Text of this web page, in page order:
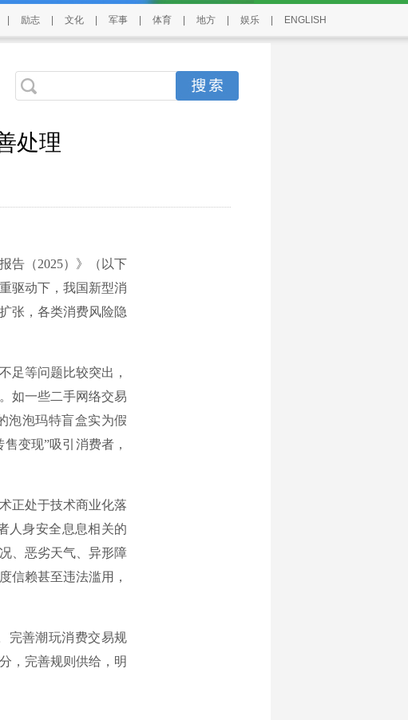
励志 文化 军事 体育 地方 娱乐 ENGLISH
处理
告（2025）》（以下
驱动下，我国新型消
张，各类消费风险隐
等问题比较突出，
如一些二手网络交易
泡泡玛特盲盒实为假
变现”吸引消费者，
正处于技术商业化落
人身安全息息相关的
、恶劣天气、异形障
信赖甚至违法滥用，
善潮玩消费交易规
，完善规则供给，明